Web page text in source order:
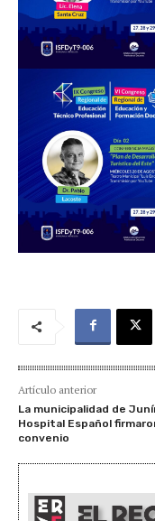
Artículo anterior
La municipalidad de
Hospital Español
convenio